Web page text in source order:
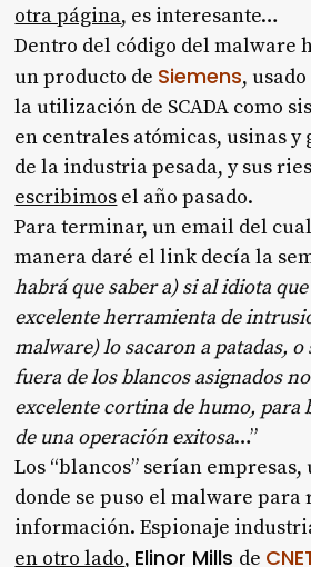
otra página, es interesante…
Dentro del código del malware
un producto de Siemens,
la utilización de SCADA como
en centrales atómicas, usinas y
de la industria pesada, y sus
escribimos el año pasado.
Para terminar, un email del
manera daré el link decía la
habrá que saber a) si al idiota
excelente herramienta de
malware) lo sacaron a patadas,
fuera de los blancos asignados
excelente cortina de humo, para
de una operación exitosa…”
Los “blancos” serían
donde se puso el malware para
información. Espionaje
en otro lado, Elinor Mills de